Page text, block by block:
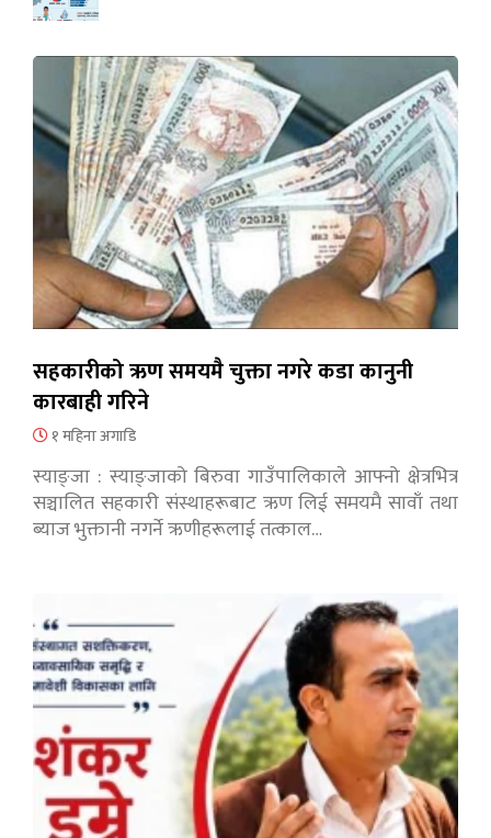
सहकारीको ऋण समयमै चुक्ता नगरे कडा कानुनी
कारबाही गरिने
१ महिना अगाडि
स्याङ्जा : स्याङ्जाको बिरुवा गाउँपालिकाले आफ्नो क्षेत्रभित्र
सञ्चालित सहकारी संस्थाहरूबाट ऋण लिई समयमै सावाँ तथा
ब्याज भुक्तानी नगर्ने ऋणीहरूलाई तत्काल…